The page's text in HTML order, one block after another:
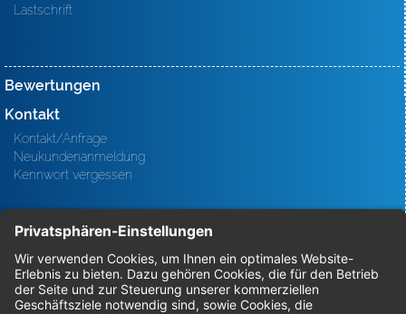
Lastschrift
Bewertungen
Kontakt
Kontakt/Anfrage
Neukundenanmeldung
Kennwort vergessen
Bestellungen